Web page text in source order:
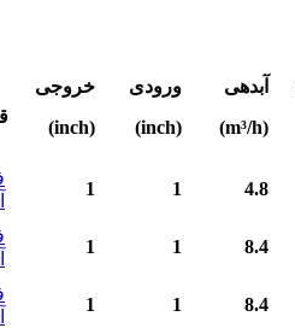
آبدهی
(m³/h)
ورودی
(inch)
خروجی
(inch)
4.8
1
1
8.4
1
1
8.4
1
1